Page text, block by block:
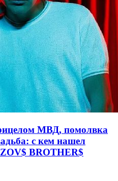
МВД, помолвка
с кем нашел
BROTHER$